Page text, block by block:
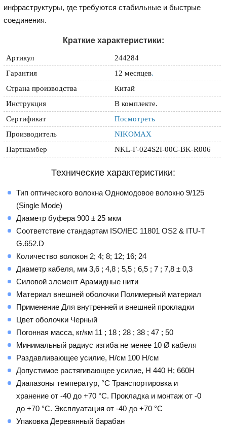
инфраструктуры, где требуются стабильные и быстрые
соединения.
Краткие характеристики:
Артикул
244284
Гарантия
12 месяцев.
Страна производства
Китай
Инструкция
В комплекте.
Сертификат
Посмотреть
Производитель
NIKOMAX
Партнамбер
NKL-F-024S2I-00C-BK-R006
Технические характеристики:
Тип оптического волокна Одномодовое волокно 9/125
(Single Mode)
Диаметр буфера 900 ± 25 мкм
Соответствие стандартам ISO/IEC 11801 OS2 & ITU-T
G.652.D
Количество волокон 2; 4; 8; 12; 16; 24
Диаметр кабеля, мм 3,6 ; 4,8 ; 5,5 ; 6,5 ; 7 ; 7,8 ± 0,3
Силовой элемент Арамидные нити
Материал внешней оболочки Полимерный материал
Применение Для внутренней и внешней прокладки
Цвет оболочки Черный
Погонная масса, кг/км 11 ; 18 ; 28 ; 38 ; 47 ; 50
Минимальный радиус изгиба не менее 10 Ø кабеля
Раздавливающее усилие, Н/см 100 Н/cм
Допустимое растягивающее усилие, H 440 Н; 660Н
Диапазоны температур, °C Транспортировка и
хранение от -40 до +70 °C. Прокладка и монтаж от -0
до +70 °C. Эксплуатация от -40 до +70 °C
Упаковка Деревянный барабан